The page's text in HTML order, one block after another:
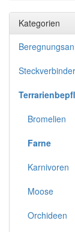
Kategorien
Bromelien
Farne
Karnivoren
Moose
Orchideen